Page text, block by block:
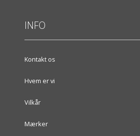
INFO
Kontakt os
Hvem er vi
Vilkår
Mærker